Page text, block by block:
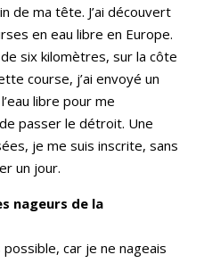
de ma tête. J’ai découvert
en eau libre en Europe.
six kilomètres, sur la côte
course, j’ai envoyé un
libre pour me
passer le détroit. Une
je me suis inscrite, sans
un jour.
nageurs de la
possible, car je ne nageais